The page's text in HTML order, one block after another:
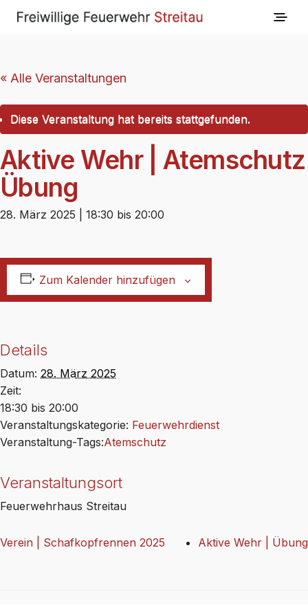
« Alle Veranstaltungen
Diese Veranstaltung hat bereits stattgefunden.
Aktive Wehr | Atemschutz
Übung
28. März 2025 | 18:30 bis 20:00
Zum Kalender hinzufügen
Details
Datum: 28. März 2025
Zeit:
18:30 bis 20:00
Veranstaltungskategorie: Feuerwehrdienst
Veranstaltung-Tags:Atemschutz
Veranstaltungsort
Feuerwehrhaus Streitau
Verein | Schafkopfrennen 2025 Aktive Wehr | Übung